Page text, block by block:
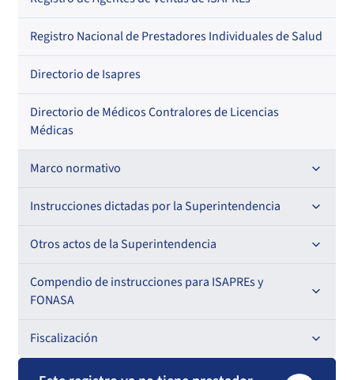
Regional
Por profesión
Por orden alfabético
Por especialidad
Registro Nacional de Prestadores Individuales de Salud
Directorio de Isapres
Directorio de Médicos Contralores de Licencias
Médicas
Marco normativo
Leyes
Decretos con Fuerza de Ley
Decretos
Instrucciones dictadas por la Superintendencia
Para ISAPREs y FONASA
Circulares
Resoluciones
Para Prestadores Institucionales
Circulares internas
Circulares
Para Entidades Certificadoras
Otros actos de la Superintendencia
Antecedentes preparatorios de normas que afecten a
EMT Ley N° 20.416
Comisión Evaluadora de Licitaciones Públicas
Convenios de colaboración
Compendio de instrucciones para ISAPREs y
FONASA
Compendio Beneficios
Compendio de Archivos Maestros
Fiscalización
Informes de fiscalización